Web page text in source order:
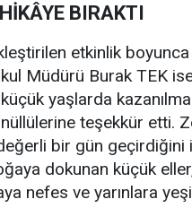
BIRAKTI
etkinlik
Müdürü Burak TEK
yaşlarda
teşekkür etti.
bir gün
dokunan küçük
nefes ve yarınlara